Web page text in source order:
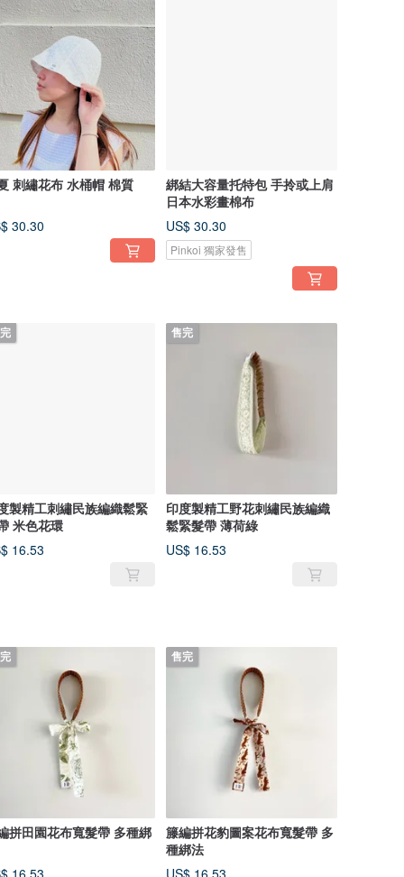
刺繡花布 水桶帽 棉質
30.30
綁結大容量托特包 手拎或上肩
日本水彩畫棉布
US$ 30.30
Pinkoi 獨家發售
製精工刺繡民族編織鬆緊
米色花環
16.53
售完
印度製精工野花刺繡民族編織
鬆緊髮帶 薄荷綠
US$ 16.53
拼田園花布寬髮帶 多種綁
16.53
售完
籐編拼花豹圖案花布寬髮帶 多
種綁法
US$ 16.53